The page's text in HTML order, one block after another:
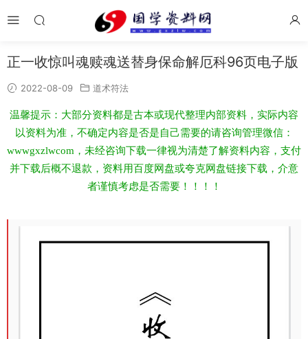
正一收惊叫魂赎魂送替身保命解厄科96页电子版
2022-08-09 道术符法
温馨提示：大部分资料都是古本或现代整理内部资料，实际内容
以资料为准，不确定内容是否是自己需要的请咨询管理微信：
wwwgxzlwcom，未经咨询下载一律视为清楚了解资料内容，支付
并下载后概不退款，资料用百度网盘或夸克网盘链接下载，介意
者谨慎考虑是否需要！！！！